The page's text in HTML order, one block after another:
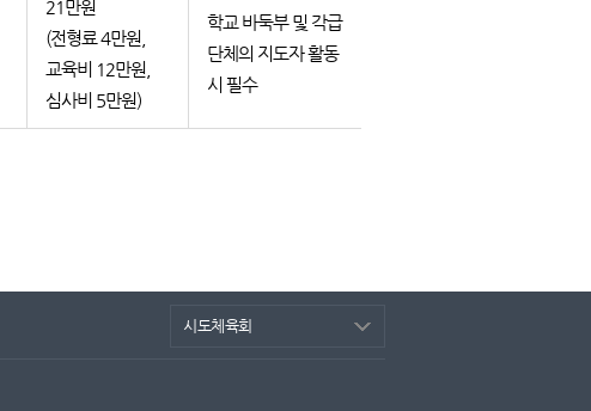
21만원
(전형료 4만원,
교육비 12만원,
심사비 5만원)
학교 바둑부 및 각급
단체의 지도자 활동
시 필수